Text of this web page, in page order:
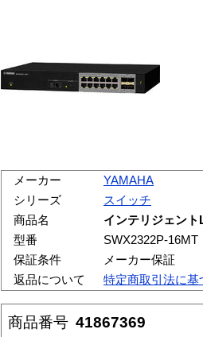
メーカー
YAMAHA
シリーズ
スイッチ
商品名
インテリジェン
型番
SWX2322P-16MT
保証条件
メーカー保証
返品について
特定商取引法に基
商品番号 41867369